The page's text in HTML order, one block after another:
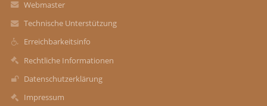
Webmaster
Technische Unterstützung
Erreichbarkeitsinfo
Rechtliche Informationen
Datenschutzerklärung
Impressum